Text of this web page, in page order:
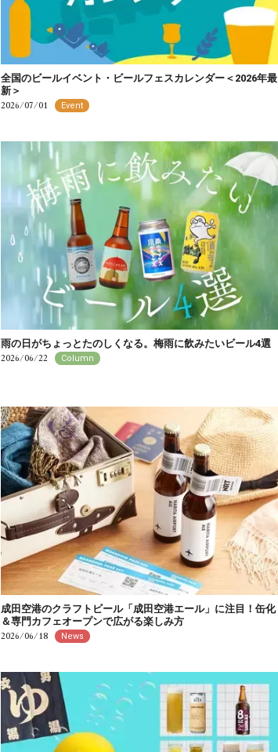
全国のビールイベント・ビールフェスカレンダー＜2026年最
新＞
2026/07/01 Event
雨の日がちょっとたのしくなる。梅雨に飲みたいビール4選
2026/06/22 Column
成田空港のクラフトビール「成田空港エール」に注目！缶化
＆専門カフェオープンで広がる楽しみ方
2026/06/18 News